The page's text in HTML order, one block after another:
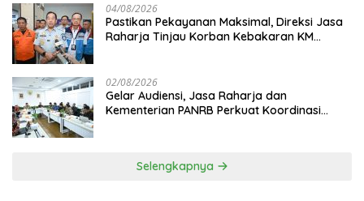
04/08/2026
Pastikan Pekayanan Maksimal, Direksi Jasa
Raharja Tinjau Korban Kebakaran KM
02/08/2026
Gelar Audiensi, Jasa Raharja dan
Kementerian PANRB Perkuat Koordinasi
Selengkapnya